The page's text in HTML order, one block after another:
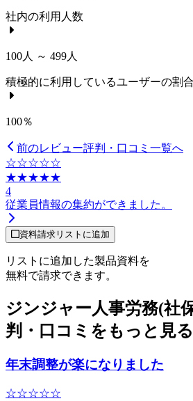
社内の利用人数
100人 ～ 499人
積極的に利用しているユーザーの割合
100％
前のレビュー評判・口コミ一覧へ
☆☆☆☆☆
★★★★★
4
従業員情報の集約ができました。
資料請求リストに追加
リストに追加した製品資料を
無料で請求できます。
ジンジャー人事労務(社
判・口コミをもっと見る
年末調整が楽になりました
☆☆☆☆☆